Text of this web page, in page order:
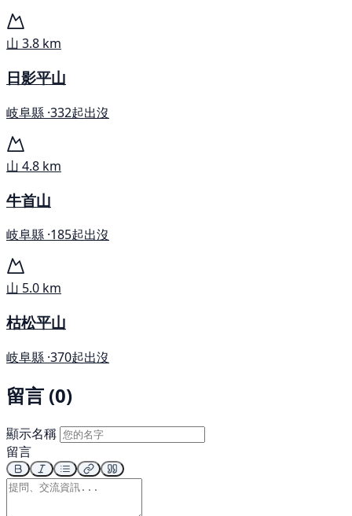
山 3.8 km
日影平山
岐阜縣 ·332起出沒
山 4.8 km
牛首山
岐阜縣 ·185起出沒
山 5.0 km
枯松平山
岐阜縣 ·370起出沒
留言 (0)
顯示名稱
留言